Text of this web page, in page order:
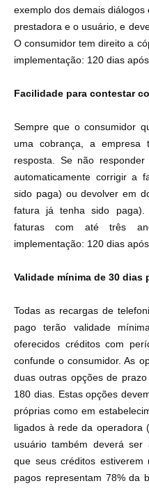
exemplo dos demais
prestadora e o usuário, e
O consumidor tem direito a
implementação: 120 dias
Facilidade para contestar
Sempre que o consumidor
uma cobrança, a
resposta. Se não
automaticamente corrigir a
sido paga) ou devolver em
fatura já tenha sido paga).
faturas com até três
implementação: 120 dias
Validade mínima de 30 dias
Todas as recargas de
pago terão validade
oferecidos créditos com
confunde o consumidor. As
duas outras opções de
180 dias. Estas opções
próprias como em
ligados à rede da operadora
usuário também deverá ser
que seus créditos
pagos representam 78% da